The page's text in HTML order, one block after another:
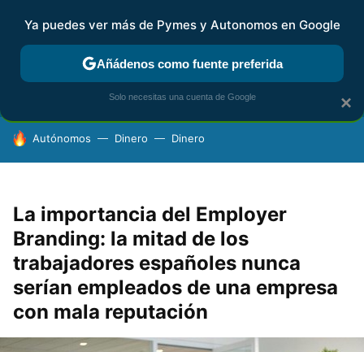
FISCALIDAD Y CONTABILIDAD KIT DIGITAL RENTA
HOY SE HABLA DE
Autónomos Dinero Dinero
La importancia del Employer
Branding: la mitad de los
trabajadores españoles nunca
serían empleados de una empresa
con mala reputación
×
Ya puedes ver más de Pymes y Autonomos en Google
Añádenos como fuente preferida
Solo necesitas una cuenta de Google